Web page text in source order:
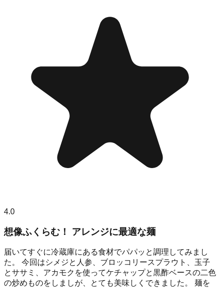
4.0
想像ふくらむ！ アレンジに最適な麺
届いてすぐに冷蔵庫にある食材でパパッと調理してみまし
た。 今回はシメジと人参、ブロッコリースプラウト、玉子
とササミ、アカモクを使ってケチャップと黒酢ベースの二色
の炒めものをしましが、とても美味しくできました。 麺を